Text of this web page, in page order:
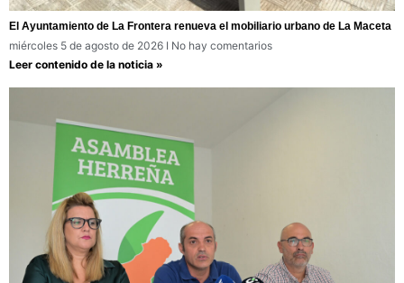
El Ayuntamiento de La Frontera renueva el mobiliario urbano de La Maceta
miércoles 5 de agosto de 2026
No hay comentarios
Leer contenido de la noticia »